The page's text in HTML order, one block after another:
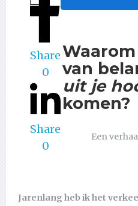
Share
0
Share
0
van
uit je
komen?
Een
Jarenlang heb ik het